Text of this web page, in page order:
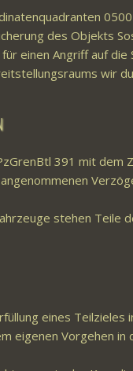
des Objekts
einen Angriff auf
wir
391 mit dem
stehen Teile
eines
eigenen Vorgehen